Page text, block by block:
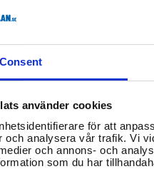
Consent
använder cookies
för att
och analysera vår trafik. Vi
och annons- och
som du har